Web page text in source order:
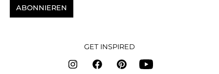
ABONNIEREN
GET INSPIRED